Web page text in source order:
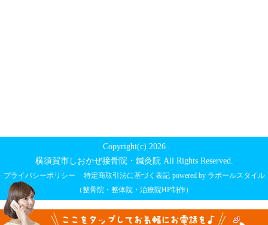
Copyright(c) 2026
横須賀市しおかぜ接骨院・鍼灸院 All Rights Reserved.
プライバシーポリシー 特定商取引法に基づく表記 powered by ラポールスタイル
（整骨院・整体院・治療院HP制作）